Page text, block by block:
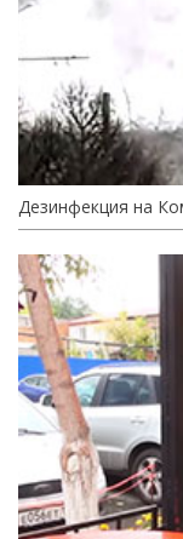
Дезинфекция на